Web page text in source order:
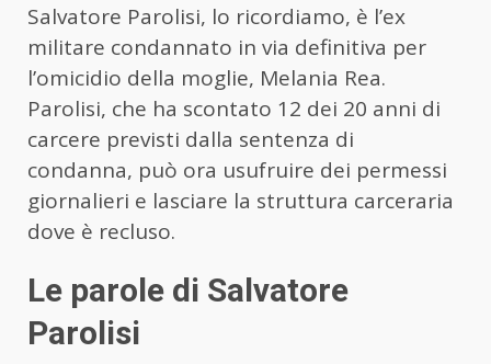
Salvatore Parolisi, lo ricordiamo, è l’ex
militare condannato in via definitiva per
l’omicidio della moglie, Melania Rea.
Parolisi, che ha scontato 12 dei 20 anni di
carcere previsti dalla sentenza di
condanna, può ora usufruire dei permessi
giornalieri e lasciare la struttura carceraria
dove è recluso.
Le parole di Salvatore
Parolisi